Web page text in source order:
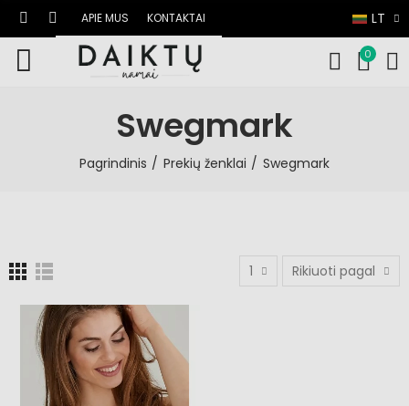
LT
APIE MUS KONTAKTAI
0
Swegmark
Pagrindinis Prekių ženklai Swegmark
1 Rikiuoti pagal